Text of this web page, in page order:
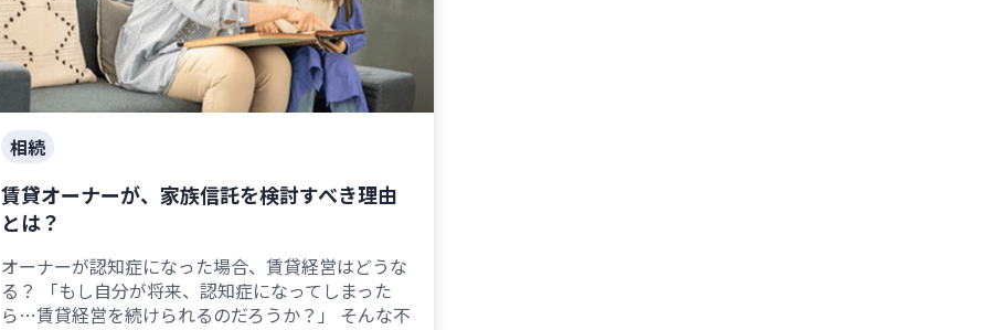
相続
賃貸オーナーが、家族信託を検討すべき理由
とは？
オーナーが認知症になった場合、賃貸経営はどうな
る？ 「もし自分が将来、認知症になってしまった
ら…賃貸経営を続けられるのだろうか？」 そんな不